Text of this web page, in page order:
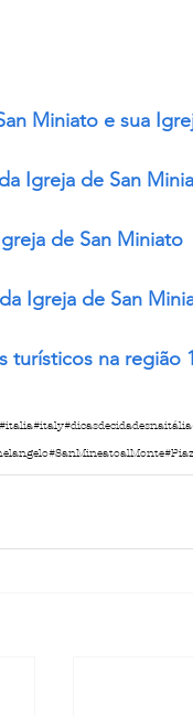
Miniato e sua
Igreja de San
de San Miniato
Igreja de San
turísticos na região
#italia#italy#dicasdecidadesnaitália
#SanMineatoalMonte